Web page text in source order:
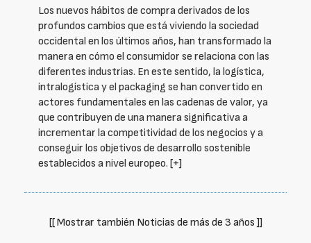
Los nuevos hábitos de compra derivados de los
profundos cambios que está viviendo la sociedad
occidental en los últimos años, han transformado la
manera en cómo el consumidor se relaciona con las
diferentes industrias. En este sentido, la logística,
intralogística y el packaging se han convertido en
actores fundamentales en las cadenas de valor, ya
que contribuyen de una manera significativa a
incrementar la competitividad de los negocios y a
conseguir los objetivos de desarrollo sostenible
establecidos a nivel europeo. [+]
[[ Mostrar también Noticias de más de 3 años ]]